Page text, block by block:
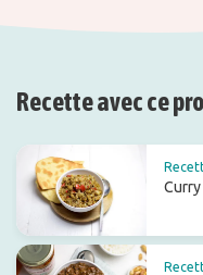
Recette avec ce